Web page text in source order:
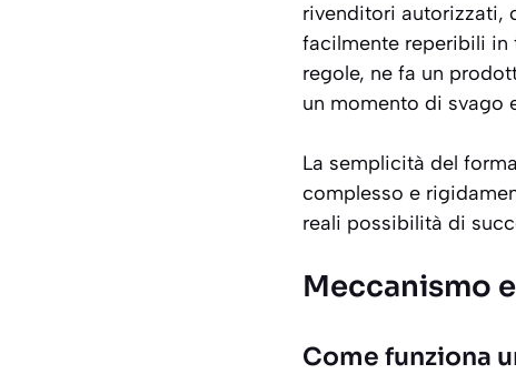
rivenditori autorizzati,
facilmente reperibili in
regole, ne fa un
un momento di svago
La semplicità del
complesso e
reali possibilità di
Meccanismo
Come funziona